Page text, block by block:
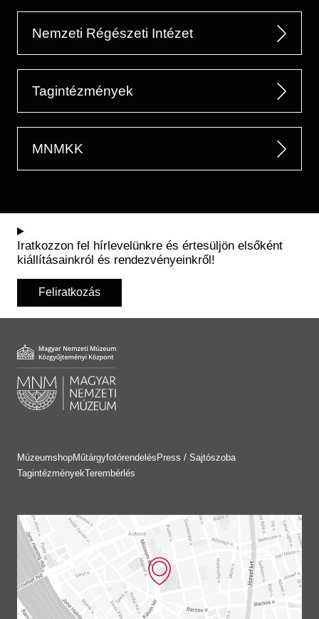
Nemzeti Régészeti Intézet
Tagintézmények
MNMKK
Iratkozzon fel hírlevelünkre és értesüljön elsőként
kiállításainkról és rendezvényeinkről!
Feliratkozás
MúzeumshopMűtárgyfotórendelés Press / Sajtószoba
TagintézményekTerembérlés